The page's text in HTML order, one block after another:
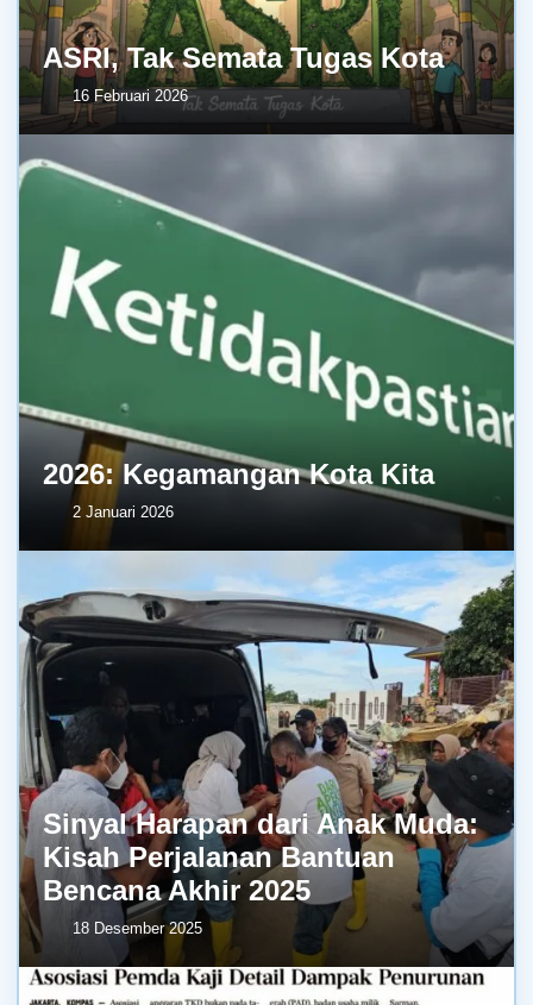
ASRI, Tak Semata Tugas Kota
16 Februari 2026
2026: Kegamangan Kota Kita
2 Januari 2026
Sinyal Harapan dari Anak Muda:
Kisah Perjalanan Bantuan
Bencana Akhir 2025
18 Desember 2025